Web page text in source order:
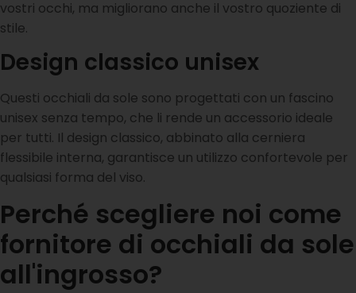
vostri occhi, ma migliorano anche il vostro quoziente di
stile.
Design classico unisex
Questi occhiali da sole sono progettati con un fascino
unisex senza tempo, che li rende un accessorio ideale
per tutti. Il design classico, abbinato alla cerniera
flessibile interna, garantisce un utilizzo confortevole per
qualsiasi forma del viso.
Perché scegliere noi come
fornitore di occhiali da sole
all'ingrosso?